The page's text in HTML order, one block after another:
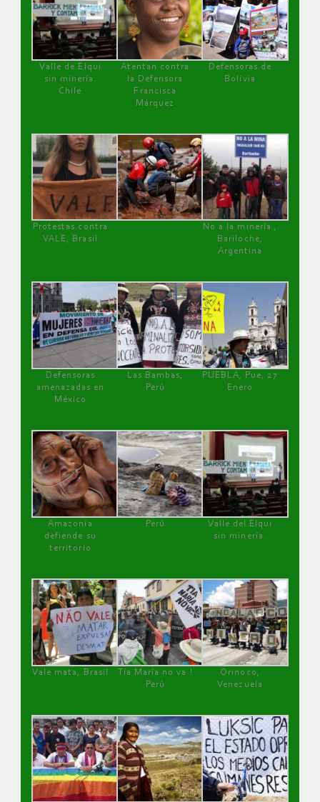
Valle de Elqui
sin minería.
Chile
Atentan contra
la Defensora
Francisca
Márquez
Defensoras de
Bolivia
Protestas contra
VALE, Brasil
No a la minería ,
Bariloche,
Argentina
Defensoras
amenazadas en
México
Las Bambas,
Perú
PUEBLA, Pue, 27
Enero
Amazonía
defiende su
territorio
Perú
Valle del Elqui
sin minería.
Vale mata, Brasil
Tía María no va !
Perú
Orinoco,
Venezuela